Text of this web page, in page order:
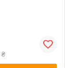
₴